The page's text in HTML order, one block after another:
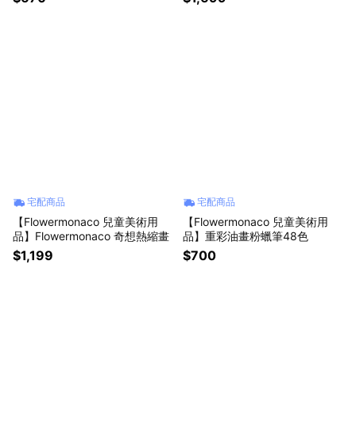
宅配商品
【Flowermonaco 兒童美術用
品】Flowermonaco 奇想熱縮畫
$1,199
宅配商品
【Flowermonaco 兒童美術用
品】重彩油畫粉蠟筆48色
$700